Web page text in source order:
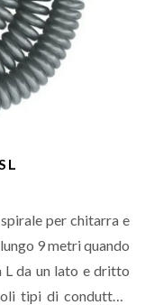
per chitarra e
9 metri quando
L da un lato e dritto
tipi di conduttori